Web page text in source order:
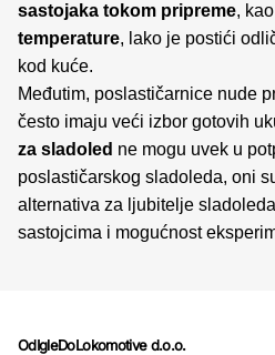
sastojaka tokom pripreme,
temperature, lako je postići
kod kuće.
Međutim, poslastičarnice nude
često imaju veći izbor gotovih
za sladoled ne mogu uvek u
poslastičarskog sladoleda, oni
alternativa za ljubitelje
sastojcima i mogućnost
OdIgleDoLokomotive d.o.o.